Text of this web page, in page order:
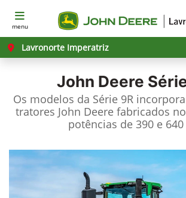
menu
Lavronorte Imperatriz
John Deere
Os modelos da Série 9R
tratores John Deere fabricados
potências de 390 e 640